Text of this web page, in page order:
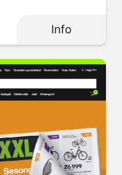
Info